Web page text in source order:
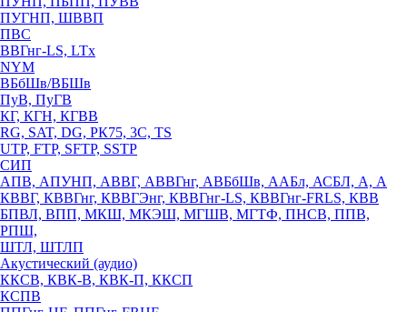
ПУГНП, ШВВП
ПВС
ВВГнг-LS, LTx
NYM
ВБбШв/ВБШв
ПуВ, ПуГВ
КГ, КГН, КГВВ
RG, SAT, DG, РК75, 3С, TS
UTP, FTP, SFTP, SSTP
СИП
АПВ, АПУНП, АВВГ, АВВГнг, АВБбШв, ААБл, АСБЛ, А, А
КВВГ, КВВГнг, КВВГЭнг, КВВГнг-LS, КВВГнг-FRLS, КВВ
БПВЛ, ВПП, МКШ, МКЭШ, МГШВ, МГТФ, ПНСВ, ППВ,
РПШ,
ШТЛ, ШТЛП
Акустический (аудио)
ККСВ, КВК-В, КВК-П, ККСП
КСПВ